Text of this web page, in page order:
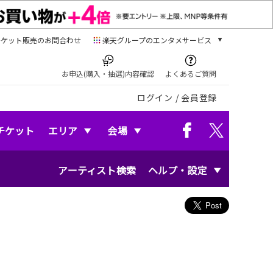
ット販売のお問合わせ 楽天グループのエンタメサービス
本/ゲーム/CD/DVD
楽天ブックス
電子書籍
楽天Kobo
音楽配信
お申込(購入・抽選)内容確認 よくあるご質問
ログイン / 会員登録
ケット エリア 会場
アーティスト検索 ヘルプ・設定